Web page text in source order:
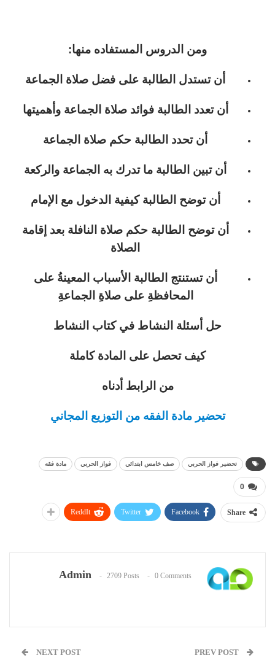
ومن الدروس المستفاده منها:
أن تستدل الطالبة على فضل صلاة الجماعة
أن تعدد الطالبة فوائد صلاة الجماعة وأهميتها
أن تحدد الطالبة حكم صلاة الجماعة
أن تبين الطالبة ما تدرك به الجماعة والركعة
أن توضح الطالبة كيفية الدخول مع الإمام
أن توضح الطالبة حكم صلاة النافلة بعد إقامة
الصلاة
أن تستنتج الطالبة الأسباب المعينةُ على
المحافظةِ على صلاةِ الجماعةِ
حل أسئلة النشاط في كتاب النشاط
كيف تحصل على المادة كاملة
من الرابط أدناه
تحضير مادة الفقه من التوزيع المجاني
تحضير فواز الحربي صف خامس ابتدائي فواز الحربي مادة فقه
0
Share
Facebook
Twitter
ReddIt
Admin 2709 Posts 0 Comments
NEXT POST